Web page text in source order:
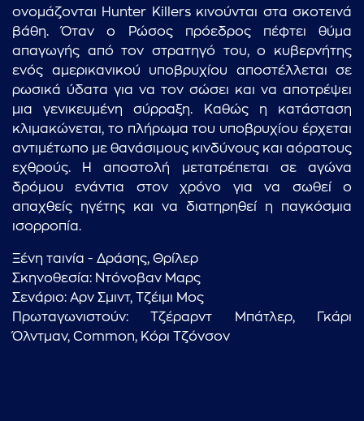
...πληκτρολογήστε κείμενο προς αναζήτηση
ονομάζονται Hunter Killers κινούνται στα σκοτεινά
βάθη. Όταν ο Ρώσος πρόεδρος πέφτει θύμα
απαγωγής από τον στρατηγό του, ο κυβερνήτης
ενός αμερικανικού υποβρυχίου αποστέλλεται σε
ρωσικά ύδατα για να τον σώσει και να αποτρέψει
μια γενικευμένη σύρραξη. Καθώς η κατάσταση
κλιμακώνεται, το πλήρωμα του υποβρυχίου έρχεται
αντιμέτωπο με θανάσιμους κινδύνους και αόρατους
εχθρούς. Η αποστολή μετατρέπεται σε αγώνα
δρόμου ενάντια στον χρόνο για να σωθεί ο
απαχθείς ηγέτης και να διατηρηθεί η παγκόσμια
ισορροπία.
Ξένη ταινία - Δράσης, Θρίλερ
Σκηνοθεσία: Ντόνοβαν Μαρς
Σενάριο: Αρν Σμιντ, Τζέιμι Μος
Πρωταγωνιστούν: Τζέραρντ Μπάτλερ, Γκάρι
Όλντμαν, Common, Κόρι Τζόνσον